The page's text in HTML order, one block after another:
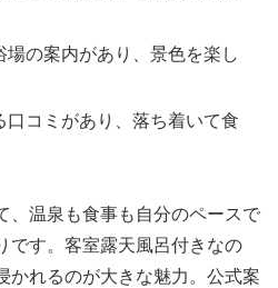
場の案内があり、景色を楽し
口コミがあり、落ち着いて食
、温泉も食事も自分のペースで
です。客室露天風呂付きなの
かれるのが大きな魅力。公式案